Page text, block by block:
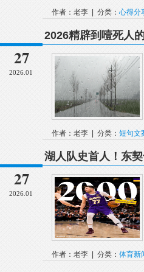
作者：老李 | 分类： 心得分
27
2026.01
2026精辟到噎死人
作者：老李 | 分类： 短句文
27
2026.01
湖人队史首人！东
作者：老李 | 分类： 体育新